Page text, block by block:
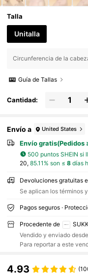
Talla
Unitalla
Circunferencia de la
Guía de Tallas
Cantidad:
Envío a United States
Envío gratis(Pedidos
500 puntos SHEIN si
20, 85.11% son ≤ 8días
Devoluciones gratuitas
Se aplican los términos
Pagos seguros ·
Procedente de
Vendido y enviado
Para reportar a este
4.93